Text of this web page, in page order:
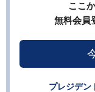
ここ
無料会員
プレジデン